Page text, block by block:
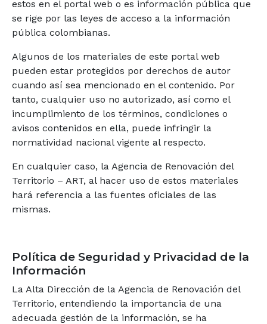
estos en el portal web o es información pública que
se rige por las leyes de acceso a la información
pública colombianas.
Algunos de los materiales de este portal web
pueden estar protegidos por derechos de autor
cuando así sea mencionado en el contenido. Por
tanto, cualquier uso no autorizado, así como el
incumplimiento de los términos, condiciones o
avisos contenidos en ella, puede infringir la
normatividad nacional vigente al respecto.
En cualquier caso, la Agencia de Renovación del
Territorio – ART, al hacer uso de estos materiales
hará referencia a las fuentes oficiales de las
mismas.
Política de Seguridad y Privacidad de la
Información
La Alta Dirección de la Agencia de Renovación del
Territorio, entendiendo la importancia de una
adecuada gestión de la información, se ha